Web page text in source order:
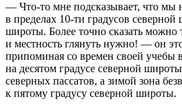
— Что-то мне подсказывает, что мы
в пределах 10-ти градусов
широты. Более точно сказать можно
и местность глянуть нужно! — он
припоминая со времен своей учебы
на десятом градусе северной широты
северных пассатов, а зимой зона
к пятому градусу северной широты.